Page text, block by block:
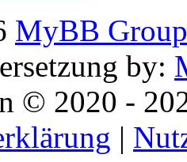
MyBB Group
by:
© 2020 -
|